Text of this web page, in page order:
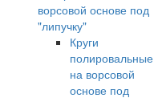
ворсовой основе под
"липучку"
Круги
полировальные
на ворсовой
основе под